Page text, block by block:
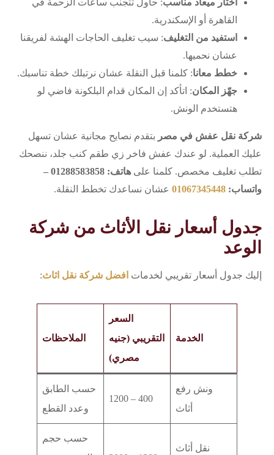
القاهرة أو الإسكندرية.
استفيد من التغليف: سيب تغليف الحاجات الهشة لفريقنا
عشان نحميها.
خطط معانا: كلمنا قبل النقلة عشان نرتبلك خطة تناسبك.
جهّز المكان: اتأكد إن المكان قدام البلكونة فاضي لو
هتستخدم الونش.
شركة نقل عفش في مصر بتقدم نصايح مجانية عشان تسهل
عليك العملية. لو عندك عفش فاخر زي طقم كنب جلد، ننصحك
تطلب تغليف مخصص. كلمنا على
هاتف: 01288583858 –
واتساب: 01067345448 عشان نساعدك تخطط النقلة.
جدول أسعار نقل الأثاث من شركة
الوعد
إليك جدول أسعار تقريبي لخدمات افضل شركة نقل اثاث:
الخدمة
السعر
التقريبي (جنيه
مصري)
الملاحظات
ونش رفع
أثاث
400 – 1200
حسب الطابق
وعدد القطع
نقل أثاث
حسب حجم